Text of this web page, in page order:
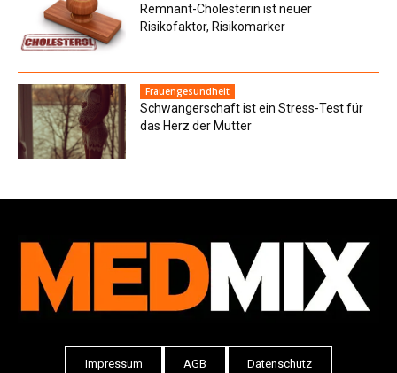
Remnant-Cholesterin ist neuer
Risikofaktor, Risikomarker
Frauengesundheit
Schwangerschaft ist ein Stress-Test für
das Herz der Mutter
Impressum AGB Datenschutz